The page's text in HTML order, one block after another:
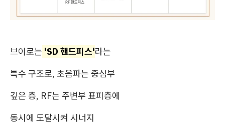
브이로는 'SD 핸드피스'라는
특수 구조로, 초음파는 중심부
깊은 층, RF는 주변부 표피층에
동시에 도달시켜 시너지